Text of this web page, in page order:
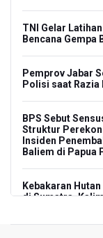
TNI Gelar
Bencana Gempa
Pemprov Jabar
Polisi saat Razia
BPS Sebut
Struktur
Insiden
Baliem di Papua
Kebakaran
di Sumatra,